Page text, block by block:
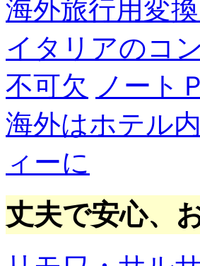
海外旅行用変
イタリアのコ
不可欠 ノート
海外はホテル
ィーに
丈夫で安心、